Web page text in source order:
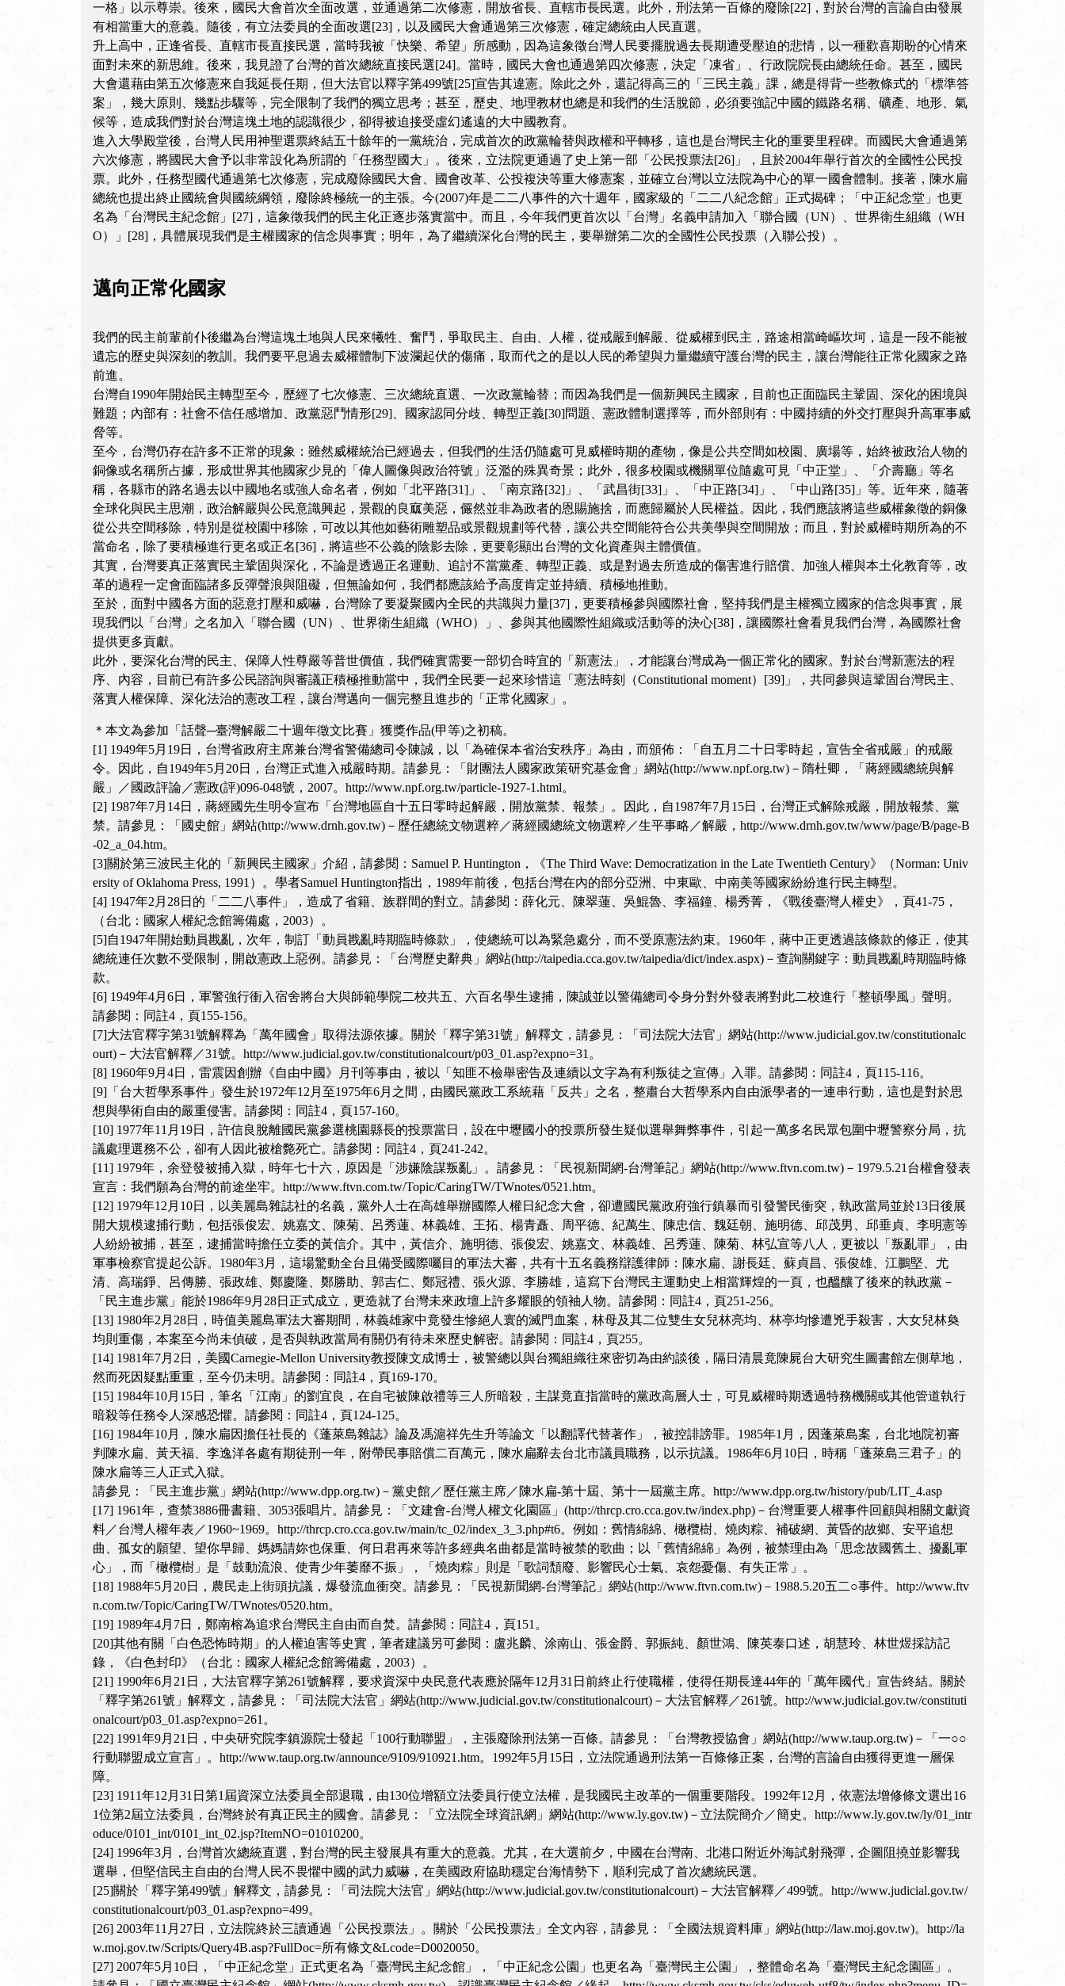
一格」以示尊崇。後來，國民大會首次全面改選，並通過第二次修憲，開放省長、直轄市長民選。此外，刑法第一百條的廢除[22]，對於台灣的言論自由發展
有相當重大的意義。隨後，有立法委員的全面改選[23]，以及國民大會通過第三次修憲，確定總統由人民直選。
升上高中，正逢省長、直轄市長直接民選，當時我被「快樂、希望」所感動，因為這象徵台灣人民要擺脫過去長期遭受壓迫的悲情，以一種歡喜期盼的心情來
面對未來的新思維。後來，我見證了台灣的首次總統直接民選[24]。當時，國民大會也通過第四次修憲，決定「凍省」、行政院院長由總統任命。甚至，國民
大會還藉由第五次修憲來自我延長任期，但大法官以釋字第499號[25]宣告其違憲。除此之外，還記得高三的「三民主義」課，總是得背一些教條式的「標準答
案」，幾大原則、幾點步驟等，完全限制了我們的獨立思考；甚至，歷史、地理教材也總是和我們的生活脫節，必須要強記中國的鐵路名稱、礦產、地形、氣
候等，造成我們對於台灣這塊土地的認識很少，卻得被迫接受虛幻遙遠的大中國教育。
進入大學殿堂後，台灣人民用神聖選票終結五十餘年的一黨統治，完成首次的政黨輪替與政權和平轉移，這也是台灣民主化的重要里程碑。而國民大會通過第
六次修憲，將國民大會予以非常設化為所謂的「任務型國大」。後來，立法院更通過了史上第一部「公民投票法[26]」，且於2004年舉行首次的全國性公民投
票。此外，任務型國代通過第七次修憲，完成廢除國民大會、國會改革、公投複決等重大修憲案，並確立台灣以立法院為中心的單一國會體制。接著，陳水扁
總統也提出終止國統會與國統綱領，廢除終極統一的主張。今(2007)年是二二八事件的六十週年，國家級的「二二八紀念館」正式揭碑；「中正紀念堂」也更
名為「台灣民主紀念館」[27]，這象徵我們的民主化正逐步落實當中。而且，今年我們更首次以「台灣」名義申請加入「聯合國（UN）、世界衛生組織（WH
O）」[28]，具體展現我們是主權國家的信念與事實；明年，為了繼續深化台灣的民主，要舉辦第二次的全國性公民投票（入聯公投）。
邁向正常化國家
我們的民主前輩前仆後繼為台灣這塊土地與人民來犧牲、奮鬥，爭取民主、自由、人權，從戒嚴到解嚴、從威權到民主，路途相當崎嶇坎坷，這是一段不能被
遺忘的歷史與深刻的教訓。我們要平息過去威權體制下波瀾起伏的傷痛，取而代之的是以人民的希望與力量繼續守護台灣的民主，讓台灣能往正常化國家之路
前進。
台灣自1990年開始民主轉型至今，歷經了七次修憲、三次總統直選、一次政黨輪替；而因為我們是一個新興民主國家，目前也正面臨民主鞏固、深化的困境與
難題；內部有：社會不信任感增加、政黨惡鬥情形[29]、國家認同分歧、轉型正義[30]問題、憲政體制選擇等，而外部則有：中國持續的外交打壓與升高軍事威
脅等。
至今，台灣仍存在許多不正常的現象：雖然威權統治已經過去，但我們的生活仍隨處可見威權時期的產物，像是公共空間如校園、廣場等，始終被政治人物的
銅像或名稱所占據，形成世界其他國家少見的「偉人圖像與政治符號」泛濫的殊異奇景；此外，很多校園或機關單位隨處可見「中正堂」、「介壽廳」等名
稱，各縣市的路名過去以中國地名或強人命名者，例如「北平路[31]」、「南京路[32]」、「武昌街[33]」、「中正路[34]」、「中山路[35]」等。近年來，隨著
全球化與民主思潮，政治解嚴與公民意識興起，景觀的良寙美惡，儼然並非為政者的恩賜施捨，而應歸屬於人民權益。因此，我們應該將這些威權象徵的銅像
從公共空間移除，特別是從校園中移除，可改以其他如藝術雕塑品或景觀規劃等代替，讓公共空間能符合公共美學與空間開放；而且，對於威權時期所為的不
當命名，除了要積極進行更名或正名[36]，將這些不公義的陰影去除，更要彰顯出台灣的文化資產與主體價值。
其實，台灣要真正落實民主鞏固與深化，不論是透過正名運動、追討不當黨產、轉型正義、或是對過去所造成的傷害進行賠償、加強人權與本土化教育等，改
革的過程一定會面臨諸多反彈聲浪與阻礙，但無論如何，我們都應該給予高度肯定並持續、積極地推動。
至於，面對中國各方面的惡意打壓和威嚇，台灣除了要凝聚國內全民的共識與力量[37]，更要積極參與國際社會，堅持我們是主權獨立國家的信念與事實，展
現我們以「台灣」之名加入「聯合國（UN）、世界衛生組織（WHO）」、參與其他國際性組織或活動等的決心[38]，讓國際社會看見我們台灣，為國際社會
提供更多貢獻。
此外，要深化台灣的民主、保障人性尊嚴等普世價值，我們確實需要一部切合時宜的「新憲法」，才能讓台灣成為一個正常化的國家。對於台灣新憲法的程
序、內容，目前已有許多公民諮詢與審議正積極推動當中，我們全民要一起來珍惜這「憲法時刻（Constitutional moment）[39]」，共同參與這鞏固台灣民主、
落實人權保障、深化法治的憲改工程，讓台灣邁向一個完整且進步的「正常化國家」。
＊本文為參加「話聲─臺灣解嚴二十週年徵文比賽」獲獎作品(甲等)之初稿。
[1] 1949年5月19日，台灣省政府主席兼台灣省警備總司令陳誠，以「為確保本省治安秩序」為由，而頒佈：「自五月二十日零時起，宣告全省戒嚴」的戒嚴
令。因此，自1949年5月20日，台灣正式進入戒嚴時期。請參見：「財團法人國家政策研究基金會」網站(http://www.npf.org.tw)－隋杜卿，「蔣經國總統與解
嚴」／國政評論／憲政(評)096-048號，2007。http://www.npf.org.tw/particle-1927-1.html。
[2] 1987年7月14日，蔣經國先生明令宣布「台灣地區自十五日零時起解嚴，開放黨禁、報禁」。因此，自1987年7月15日，台灣正式解除戒嚴，開放報禁、黨
禁。請參見：「國史館」網站(http://www.drnh.gov.tw)－歷任總統文物選粹／蔣經國總統文物選粹／生平事略／解嚴，http://www.drnh.gov.tw/www/page/B/page-B
-02_a_04.htm。
[3]關於第三波民主化的「新興民主國家」介紹，請參閱：Samuel P. Huntington，《The Third Wave: Democratization in the Late Twentieth Century》（Norman: Univ
ersity of Oklahoma Press, 1991）。學者Samuel Huntington指出，1989年前後，包括台灣在內的部分亞洲、中東歐、中南美等國家紛紛進行民主轉型。
[4] 1947年2月28日的「二二八事件」，造成了省籍、族群間的對立。請參閱：薛化元、陳翠蓮、吳鯤魯、李福鐘、楊秀菁，《戰後臺灣人權史》，頁41-75，
（台北：國家人權紀念館籌備處，2003）。
[5]自1947年開始動員戡亂，次年，制訂「動員戡亂時期臨時條款」，使總統可以為緊急處分，而不受原憲法約束。1960年，蔣中正更透過該條款的修正，使其
總統連任次數不受限制，開啟憲政上惡例。請參見：「台灣歷史辭典」網站(http://taipedia.cca.gov.tw/taipedia/dict/index.aspx)－查詢關鍵字：動員戡亂時期臨時條
款。
[6] 1949年4月6日，軍警強行衝入宿舍將台大與師範學院二校共五、六百名學生逮捕，陳誠並以警備總司令身分對外發表將對此二校進行「整頓學風」聲明。
請參閱：同註4，頁155-156。
[7]大法官釋字第31號解釋為「萬年國會」取得法源依據。關於「釋字第31號」解釋文，請參見：「司法院大法官」網站(http://www.judicial.gov.tw/constitutionalc
ourt)－大法官解釋／31號。http://www.judicial.gov.tw/constitutionalcourt/p03_01.asp?expno=31。
[8] 1960年9月4日，雷震因創辦《自由中國》月刊等事由，被以「知匪不檢舉密告及連續以文字為有利叛徒之宣傳」入罪。請參閱：同註4，頁115-116。
[9]「台大哲學系事件」發生於1972年12月至1975年6月之間，由國民黨政工系統藉「反共」之名，整肅台大哲學系內自由派學者的一連串行動，這也是對於思
想與學術自由的嚴重侵害。請參閱：同註4，頁157-160。
[10] 1977年11月19日，許信良脫離國民黨參選桃園縣長的投票當日，設在中壢國小的投票所發生疑似選舉舞弊事件，引起一萬多名民眾包圍中壢警察分局，抗
議處理選務不公，卻有人因此被槍斃死亡。請參閱：同註4，頁241-242。
[11] 1979年，余登發被捕入獄，時年七十六，原因是「涉嫌陰謀叛亂」。請參見：「民視新聞網-台灣筆記」網站(http://www.ftvn.com.tw)－1979.5.21台權會發表
宣言：我們願為台灣的前途坐牢。http://www.ftvn.com.tw/Topic/CaringTW/TWnotes/0521.htm。
[12] 1979年12月10日，以美麗島雜誌社的名義，黨外人士在高雄舉辦國際人權日紀念大會，卻遭國民黨政府強行鎮暴而引發警民衝突，執政當局並於13日後展
開大規模逮捕行動，包括張俊宏、姚嘉文、陳菊、呂秀蓮、林義雄、王拓、楊青矗、周平德、紀萬生、陳忠信、魏廷朝、施明德、邱茂男、邱垂貞、李明憲等
人紛紛被捕，甚至，逮捕當時擔任立委的黃信介。其中，黃信介、施明德、張俊宏、姚嘉文、林義雄、呂秀蓮、陳菊、林弘宣等八人，更被以「叛亂罪」，由
軍事檢察官提起公訴。1980年3月，這場驚動全台且備受國際囑目的軍法大審，共有十五名義務辯護律師：陳水扁、謝長廷、蘇貞昌、張俊雄、江鵬堅、尤
清、高瑞錚、呂傳勝、張政雄、鄭慶隆、鄭勝助、郭吉仁、鄭冠禮、張火源、李勝雄，這寫下台灣民主運動史上相當輝煌的一頁，也醞釀了後來的執政黨－
「民主進步黨」能於1986年9月28日正式成立，更造就了台灣未來政壇上許多耀眼的領袖人物。請參閱：同註4，頁251-256。
[13] 1980年2月28日，時值美麗島軍法大審期間，林義雄家中竟發生慘絕人寰的滅門血案，林母及其二位雙生女兒林亮均、林亭均慘遭兇手殺害，大女兒林奐
均則重傷，本案至今尚未偵破，是否與執政當局有關仍有待未來歷史解密。請參閱：同註4，頁255。
[14] 1981年7月2日，美國Carnegie-Mellon University教授陳文成博士，被警總以與台獨組織往來密切為由約談後，隔日清晨竟陳屍台大研究生圖書館左側草地，
然而死因疑點重重，至今仍未明。請參閱：同註4，頁169-170。
[15] 1984年10月15日，筆名「江南」的劉宜良，在自宅被陳啟禮等三人所暗殺，主謀竟直指當時的黨政高層人士，可見威權時期透過特務機關或其他管道執行
暗殺等任務令人深感恐懼。請參閱：同註4，頁124-125。
[16] 1984年10月，陳水扁因擔任社長的《蓬萊島雜誌》論及馮滬祥先生升等論文「以翻譯代替著作」，被控誹謗罪。1985年1月，因蓬萊島案，台北地院初審
判陳水扁、黃天福、李逸洋各處有期徒刑一年，附帶民事賠償二百萬元，陳水扁辭去台北市議員職務，以示抗議。1986年6月10日，時稱「蓬萊島三君子」的
陳水扁等三人正式入獄。
請參見：「民主進步黨」網站(http://www.dpp.org.tw)－黨史館／歷任黨主席／陳水扁-第十屆、第十一屆黨主席。http://www.dpp.org.tw/history/pub/LIT_4.asp
[17] 1961年，查禁3886冊書籍、3053張唱片。請參見：「文建會-台灣人權文化園區」(http://thrcp.cro.cca.gov.tw/index.php)－台灣重要人權事件回顧與相關文獻資
料／台灣人權年表／1960~1969。http://thrcp.cro.cca.gov.tw/main/tc_02/index_3_3.php#t6。例如：舊情綿綿、橄欖樹、燒肉粽、補破網、黃昏的故鄉、安平追想
曲、孤女的願望、望你早歸、媽媽請妳也保重、何日君再來等許多經典名曲都是當時被禁的歌曲；以「舊情綿綿」為例，被禁理由為「思念故國舊土、擾亂軍
心」，而「橄欖樹」是「鼓動流浪、使青少年萎靡不振」，「燒肉粽」則是「歌詞頹廢、影響民心士氣、哀怨憂傷、有失正常」。
[18] 1988年5月20日，農民走上街頭抗議，爆發流血衝突。請參見：「民視新聞網-台灣筆記」網站(http://www.ftvn.com.tw)－1988.5.20五二○事件。http://www.ftv
n.com.tw/Topic/CaringTW/TWnotes/0520.htm。
[19] 1989年4月7日，鄭南榕為追求台灣民主自由而自焚。請參閱：同註4，頁151。
[20]其他有關「白色恐怖時期」的人權迫害等史實，筆者建議另可參閱：盧兆麟、涂南山、張金爵、郭振純、顏世鴻、陳英泰口述，胡慧玲、林世煜採訪記
錄，《白色封印》（台北：國家人權紀念館籌備處，2003）。
[21] 1990年6月21日，大法官釋字第261號解釋，要求資深中央民意代表應於隔年12月31日前終止行使職權，使得任期長達44年的「萬年國代」宣告終結。關於
「釋字第261號」解釋文，請參見：「司法院大法官」網站(http://www.judicial.gov.tw/constitutionalcourt)－大法官解釋／261號。http://www.judicial.gov.tw/constituti
onalcourt/p03_01.asp?expno=261。
[22] 1991年9月21日，中央研究院李鎮源院士發起「100行動聯盟」，主張廢除刑法第一百條。請參見：「台灣教授協會」網站(http://www.taup.org.tw)－「一○○
行動聯盟成立宣言」。http://www.taup.org.tw/announce/9109/910921.htm。1992年5月15日，立法院通過刑法第一百條修正案，台灣的言論自由獲得更進一層保
障。
[23] 1911年12月31日第1屆資深立法委員全部退職，由130位增額立法委員行使立法權，是我國民主改革的一個重要階段。1992年12月，依憲法增修條文選出16
1位第2屆立法委員，台灣終於有真正民主的國會。請參見：「立法院全球資訊網」網站(http://www.ly.gov.tw)－立法院簡介／簡史。http://www.ly.gov.tw/ly/01_intr
oduce/0101_int/0101_int_02.jsp?ItemNO=01010200。
[24] 1996年3月，台灣首次總統直選，對台灣的民主發展具有重大的意義。尤其，在大選前夕，中國在台灣南、北港口附近外海試射飛彈，企圖阻撓並影響我
選舉，但堅信民主自由的台灣人民不畏懼中國的武力威嚇，在美國政府協助穩定台海情勢下，順利完成了首次總統民選。
[25]關於「釋字第499號」解釋文，請參見：「司法院大法官」網站(http://www.judicial.gov.tw/constitutionalcourt)－大法官解釋／499號。http://www.judicial.gov.tw/
constitutionalcourt/p03_01.asp?expno=499。
[26] 2003年11月27日，立法院終於三讀通過「公民投票法」。關於「公民投票法」全文內容，請參見：「全國法規資料庫」網站(http://law.moj.gov.tw)。http://la
w.moj.gov.tw/Scripts/Query4B.asp?FullDoc=所有條文&Lcode=D0020050。
[27] 2007年5月10日，「中正紀念堂」正式更名為「臺灣民主紀念館」，「中正紀念公園」也更名為「臺灣民主公園」，整體命名為「臺灣民主紀念園區」。